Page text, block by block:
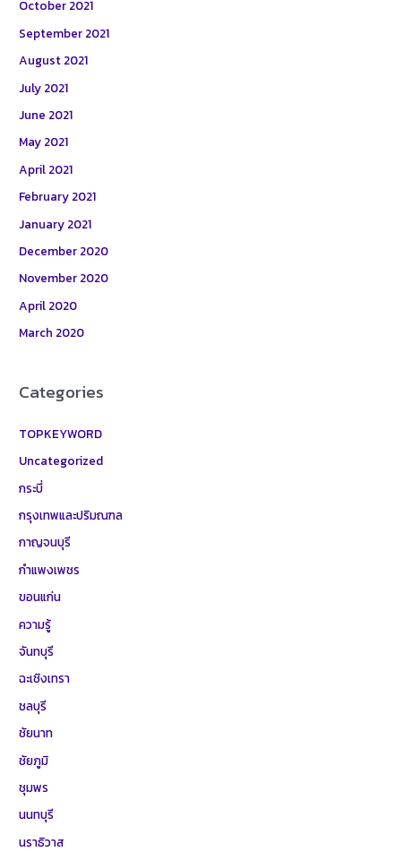
October 2021
September 2021
August 2021
July 2021
June 2021
May 2021
April 2021
February 2021
January 2021
December 2020
November 2020
April 2020
March 2020
Categories
TOPKEYWORD
Uncategorized
กระบี่
กรุงเทพและปริมณฑล
กาญจนบุรี
กำแพงเพชร
ขอนแก่น
ความรู้
จันทบุรี
ฉะเชิงเทรา
ชลบุรี
ชัยนาท
ชัยภูมิ
ชุมพร
นนทบุรี
นราธิวาส